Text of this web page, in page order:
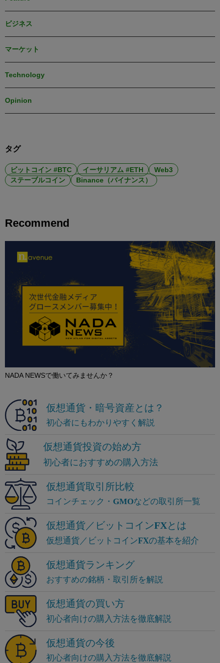
ビジネス
マーケット
Technology
Opinion
タグ
ビットコイン #BTC イーサリアム #ETH
Web3
ステーブルコイン
Binance（バイナンス）
Recommend
NADA NEWSで働いてみませんか？